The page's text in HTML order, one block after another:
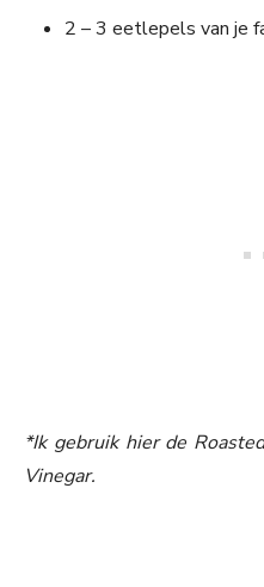
2 – 3 eetlepels van je
*Ik gebruik hier de
Vinegar.